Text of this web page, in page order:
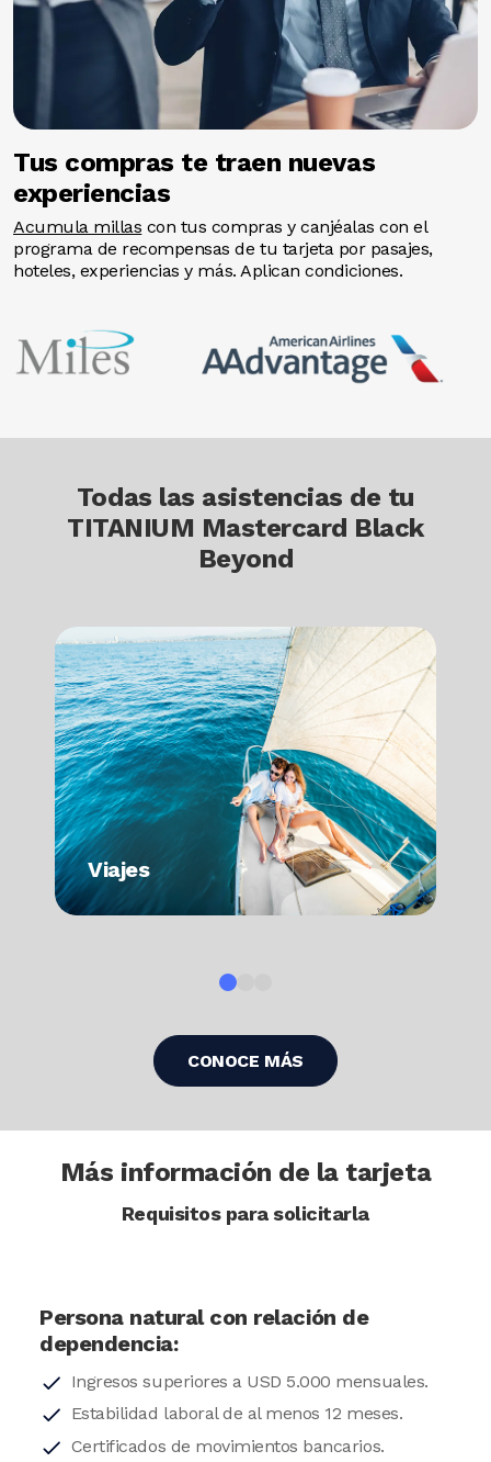
Tus compras te traen nuevas
experiencias
Acumula millas con tus compras y canjéalas con el
programa de recompensas de tu tarjeta por pasajes,
hoteles, experiencias y más. Aplican condiciones.
Todas las asistencias de tu
TITANIUM Mastercard Black
Beyond
Viajes
Image
CONOCE MÁS
Más información de la tarjeta
Requisitos para solicitarla
Persona natural con relación de
dependencia:
Ingresos superiores a USD 5.000 mensuales.
Estabilidad laboral de al menos 12 meses.
Certificados de movimientos bancarios.